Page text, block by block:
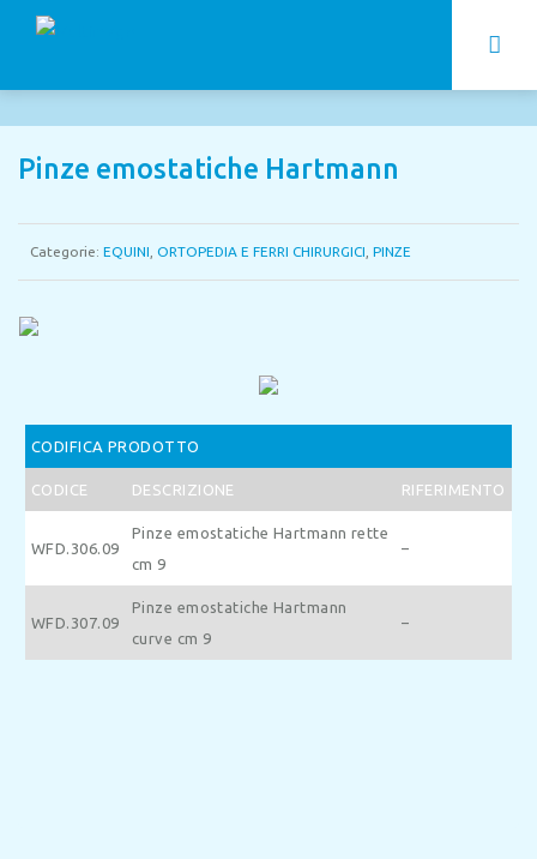
Pinze emostatiche Hartmann
Categorie: EQUINI ORTOPEDIA E FERRI CHIRURGICI PINZE
CODIFICA PRODOTTO
CODICE DESCRIZIONE RIFERIMENTO
WFD.306.09
Pinze emostatiche Hartmann rette
cm 9
–
WFD.307.09
Pinze emostatiche Hartmann
curve cm 9
–